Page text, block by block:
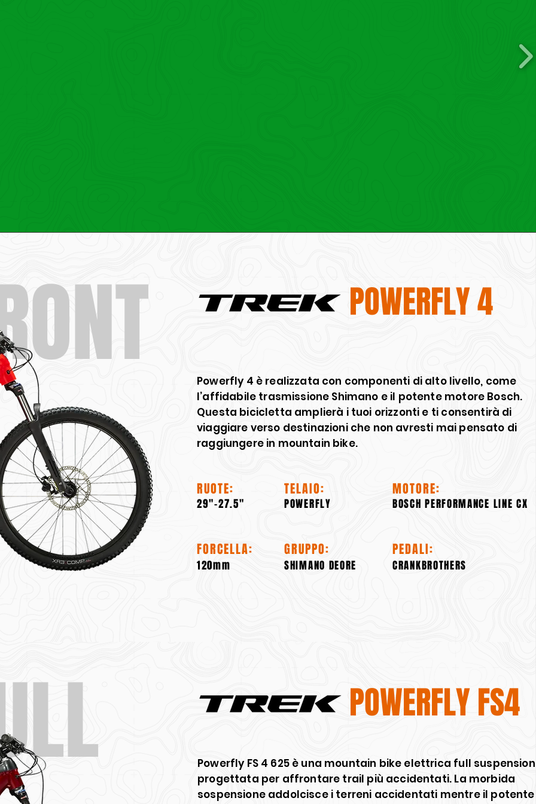
POWERFLY 4
Powerfly 4 è realizzata con componenti di alto livello, come
l’affidabile trasmissione Shimano e il potente motore Bosch.
Questa bicicletta amplierà i tuoi orizzonti e ti consentirà di
viaggiare verso destinazioni che non avresti mai pensato di
raggiungere in mountain bike.
RUOTE:
29"-27.5"
TELAIO:
POWERFLY
MOTORE:
BOSCH PERFORMANCE LINE CX
FORCELLA: GRUPPO: PEDALI:
120mm SHIMANO DEORE CRANKBROTHERS
POWERFLY FS4
Powerfly FS 4 625 è una mountain bike elettrica full suspension
progettata per affrontare trail più accidentati. La morbida
sospensione addolcisce i terreni accidentati mentre il potente